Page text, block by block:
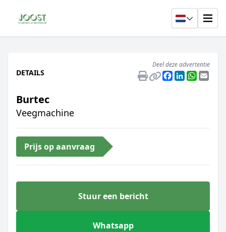
DETAILS
Deel deze advertentie
Facebook
LinkedIn
Burtec
Veegmachine
Prijs op aanvraag
Stuur een bericht
Whatsapp